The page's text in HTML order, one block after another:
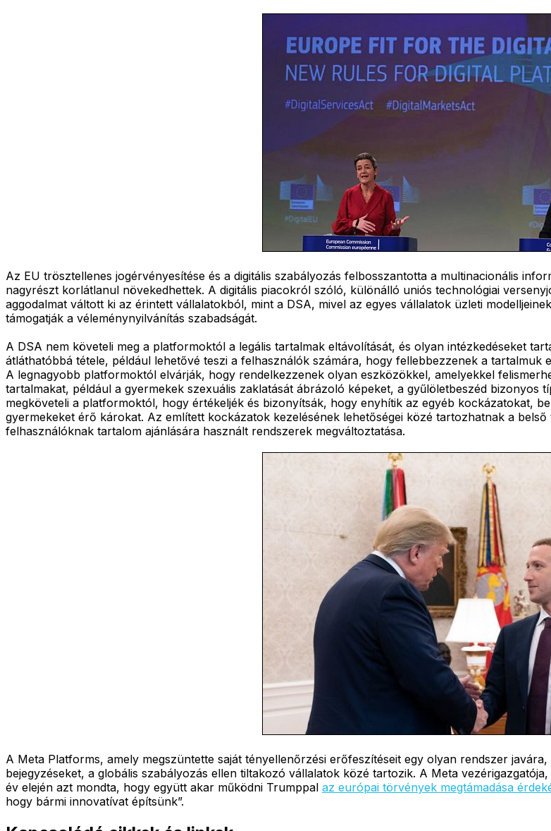
Az EU trösztellenes jogérvényesítése és a digitális szabályozás felbosszantotta a multinacionális
nagyrészt korlátlanul növekedhettek. A digitális piacokról szóló, különálló uniós technológiai
aggodalmat váltott ki az érintett vállalatokból, mint a DSA, mivel az egyes vállalatok üzleti
támogatják a véleménynyilvánítás szabadságát.
A DSA nem követeli meg a platformoktól a legális tartalmak eltávolítását, és olyan intézkedéseket
átláthatóbbá tétele, például lehetővé teszi a felhasználók számára, hogy fellebbezzenek a
A legnagyobb platformoktól elvárják, hogy rendelkezzenek olyan eszközökkel, amelyekkel
tartalmakat, például a gyermekek szexuális zaklatását ábrázoló képeket, a gyűlöletbeszéd bizonyos
megköveteli a platformoktól, hogy értékeljék és bizonyítsák, hogy enyhítik az egyéb kockázatokat,
gyermekeket érő károkat. Az említett kockázatok kezelésének lehetőségei közé tartozhatnak a
felhasználóknak tartalom ajánlására használt rendszerek megváltoztatása.
A Meta Platforms, amely megszüntette saját tényellenőrzési erőfeszítéseit egy olyan rendszer
bejegyzéseket, a globális szabályozás ellen tiltakozó vállalatok közé tartozik. A Meta
év elején azt mondta, hogy együtt akar működni Trumppal az európai törvények megtámadása
hogy bármi innovatívat építsünk”.